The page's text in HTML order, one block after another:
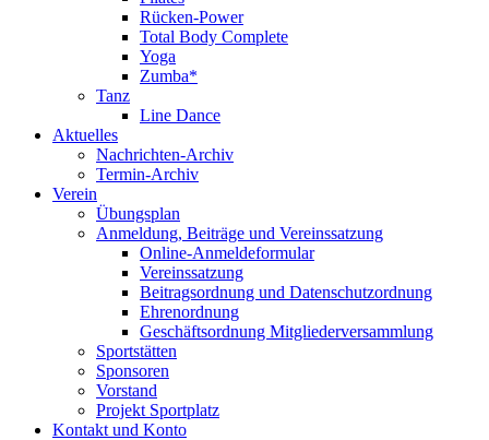
Rücken-Power
Total Body Complete
Yoga
Zumba*
Tanz
Line Dance
Aktuelles
Nachrichten-Archiv
Termin-Archiv
Verein
Übungsplan
Anmeldung, Beiträge und Vereinssatzung
Online-Anmeldeformular
Vereinssatzung
Beitragsordnung und Datenschutzordnung
Ehrenordnung
Geschäftsordnung Mitgliederversammlung
Sportstätten
Sponsoren
Vorstand
Projekt Sportplatz
Kontakt und Konto